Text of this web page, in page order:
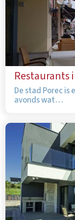
Restaurants
De stad Porec
avonds wat…